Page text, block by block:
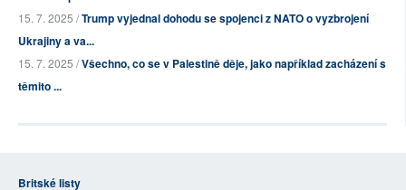
15. 7. 2025 /Trump vyjednal dohodu se spojenci z NATO o vyzbrojení
Ukrajiny a va...
15. 7. 2025 /Všechno, co se v Palestině děje, jako například zacházení s
těmito ...
Britské listy